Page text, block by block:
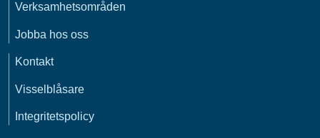
Verksamhetsområden
Jobba hos oss
Kontakt
Visselblåsare
Integritetspolicy